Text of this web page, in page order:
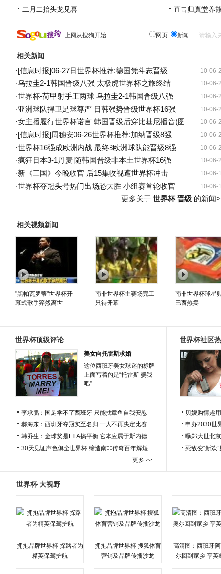
二月二抬头龙见喜 直击归真堂养
上网从搜狗开始 网页 新闻
相关新闻
10-06-
·[信息时报]06-27日世界杯推荐:德国凭斗志晋级
10-06-
·乌拉圭2-1韩国晋级八强 太极虎世界杯之旅终结
10-06-
·世界杯-荷甲射手王两球 乌拉圭2-1韩国晋级八强
10-06-
·亚洲球队捍卫足球尊严 日韩强势晋级世界杯16强
10-06-
·女主播履行世界杯诺言 韩国晋级后穿比基尼播音(图
10-06-
·[信息时报]周穗安06-26世界杯推荐:加纳晋级8强
10-06-
·世界杯16强成欧洲内战 最终3欧洲球队能晋级8强
10-06-
·疯狂日本3-1丹麦 随韩国晋级非本土世界杯16强
10-06-
·新《三国》今晚收官 后15集收视遭世界杯冲击
10-06-
·世界杯夺冠头号热门出场恐大胜 小组赛首轮收官
更多关于 世界杯 晋级的新闻
相关视频新闻
"黑帕瓦罗蒂"世界杯开
幕式歌手猝然离世
南非世界杯主赛场完工
只待开幕
南非世界杯球星
巴西热卖
世界杯顶级评论
美女向托雷斯求婚
这位西班牙美女球迷的标牌
上面写着的是“托雷斯 娶我
吧”...
李承鹏：国足学不了西班牙 只能找章鱼自我安慰
郝海东：西班牙夺冠实至名归 一人不再决定比赛
韩乔生：金球奖是FIFA搞平衡 它本应属于斯内德
30天见证声色俱全世界杯 缔造南非传奇百年辉煌
更多 >>
世界杯社区
贝嫂购情趣
申办2030世
曝郑大世北
死敌变“新欢
世界杯·大视野
拥抱品牌世界杯 探路者为
精英保驾护航
拥抱品牌世界杯 搜狐体育
营销及品牌传播沙龙
高清图：西班牙
尔回到家乡 享英